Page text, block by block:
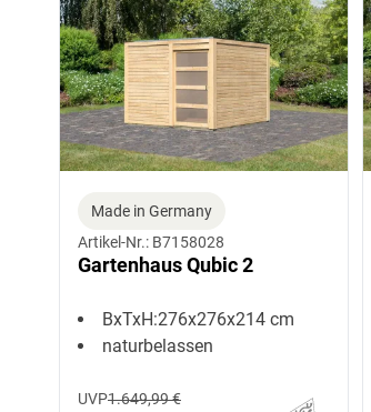
Made in Germany
Artikel-Nr.: B7158028
Gartenhaus Qubic 2
BxTxH:276x276x214 cm
naturbelassen
UVP1.649,99 €